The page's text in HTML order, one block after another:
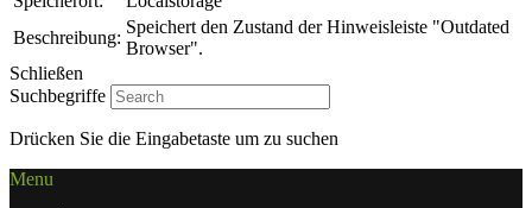
Beschreibung:
Speichert den Zustand der Hinweisleiste "Outdated
Browser".
Schließen
Suchbegriffe
Drücken Sie die Eingabetaste um zu suchen
Menu